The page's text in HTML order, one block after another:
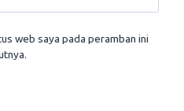
web saya pada peramban ini